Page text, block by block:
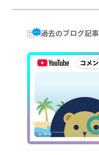
過去のブログ記事